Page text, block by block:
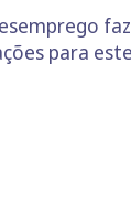
para